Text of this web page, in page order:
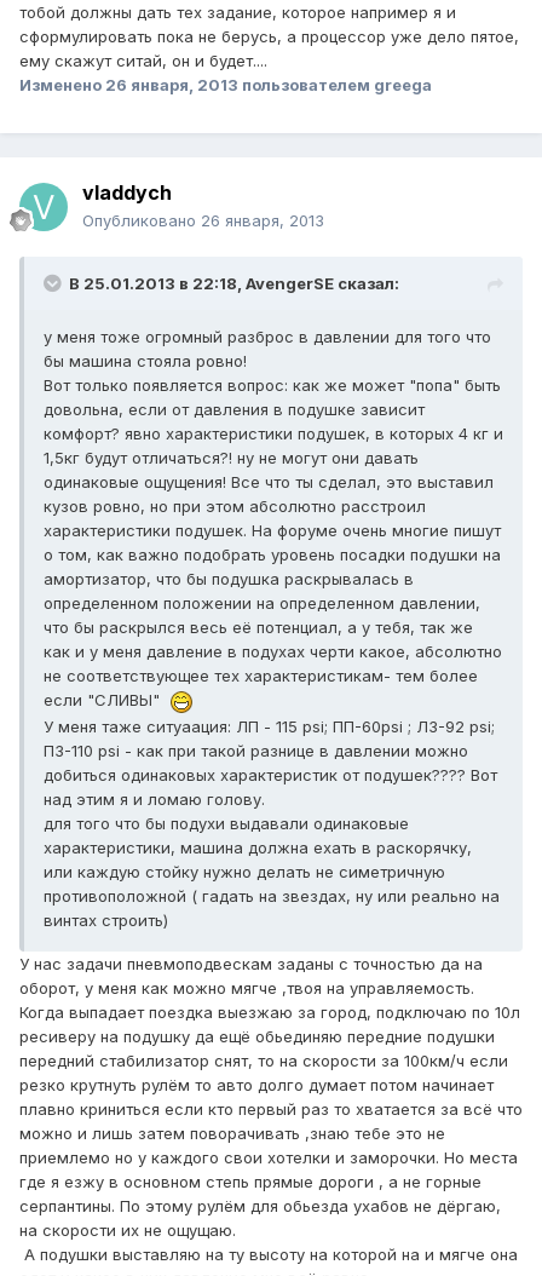
тобой должны дать тех задание, которое например я и
сформулировать пока не берусь, а процессор уже дело пятое,
ему скажут ситай, он и будет....
Изменено 26 января, 2013 пользователем greega
vladdych
Опубликовано 26 января, 2013
В 25.01.2013 в 22:18, AvengerSE сказал:
у меня тоже огромный разброс в давлении для того что
бы машина стояла ровно!
Вот только появляется вопрос: как же может "попа" быть
довольна, если от давления в подушке зависит
комфорт? явно характеристики подушек, в которых 4 кг и
1,5кг будут отличаться?! ну не могут они давать
одинаковые ощущения! Все что ты сделал, это выставил
кузов ровно, но при этом абсолютно расстроил
характеристики подушек. На форуме очень многие пишут
о том, как важно подобрать уровень посадки подушки на
амортизатор, что бы подушка раскрывалась в
определенном положении на определенном давлении,
что бы раскрылся весь её потенциал, а у тебя, так же
как и у меня давление в подухах черти какое, абсолютно
не соответствующее тех характеристикам- тем более
если "СЛИВЫ"
У меня таже ситуаация: ЛП - 115 psi; ПП-60psi ; ЛЗ-92 psi;
ПЗ-110 psi - как при такой разнице в давлении можно
добиться одинаковых характеристик от подушек???? Вот
над этим я и ломаю голову.
для того что бы подухи выдавали одинаковые
характеристики, машина должна ехать в раскорячку,
или каждую стойку нужно делать не симетричную
противоположной ( гадать на звездах, ну или реально на
винтах строить)
У нас задачи пневмоподвескам заданы с точностью да на
оборот, у меня как можно мягче ,твоя на управляемость.
Когда выпадает поездка выезжаю за город, подключаю по 10л
ресиверу на подушку да ещё обьединяю передние подушки
передний стабилизатор снят, то на скорости за 100км/ч если
резко крутнуть рулём то авто долго думает потом начинает
плавно криниться если кто первый раз то хватается за всё что
можно и лишь затем поворачивать ,знаю тебе это не
приемлемо но у каждого свои хотелки и заморочки. Но места
где я езжу в основном степь прямые дороги , а не горные
серпантины. По этому рулём для обьезда ухабов не дёргаю,
на скорости их не ощущаю.
А подушки выставляю на ту высоту на которой на и мягче она